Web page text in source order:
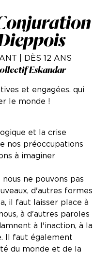
| DÈS 12 ANS
Eskandar
et engagées, qui
le monde !
et la crise
nos préoccupations
à imaginer
ne pouvons pas
d'autres formes
il faut laisser place à
à d'autres paroles
à l'inaction, à la
Il faut également
du monde et de la